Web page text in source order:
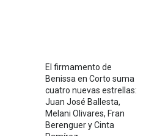
El firmamento de
Benissa en Corto suma
cuatro nuevas estrellas:
Juan José Ballesta,
Melani Olivares, Fran
Berenguer y Cinta